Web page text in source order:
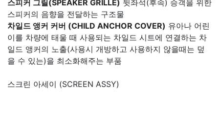
스피커 그릴(SPEAKER GRILLE) 뒷좌석(후속) 승객을 위한
스피커의 음향을 전달하는 구조물​
차일드 앵커 커버 (CHILD ANCHOR COVER) 유아나 어린
이를 차량에 태울 때 사용되는 차일드 시트에 연결하는 차
일드 앵커의 노출(사용시 개방하고 사용하지 않을때는 덮
을 수 있는)을 최소화해주는 부품
스크린 아세이 (SCREEN ASSY)